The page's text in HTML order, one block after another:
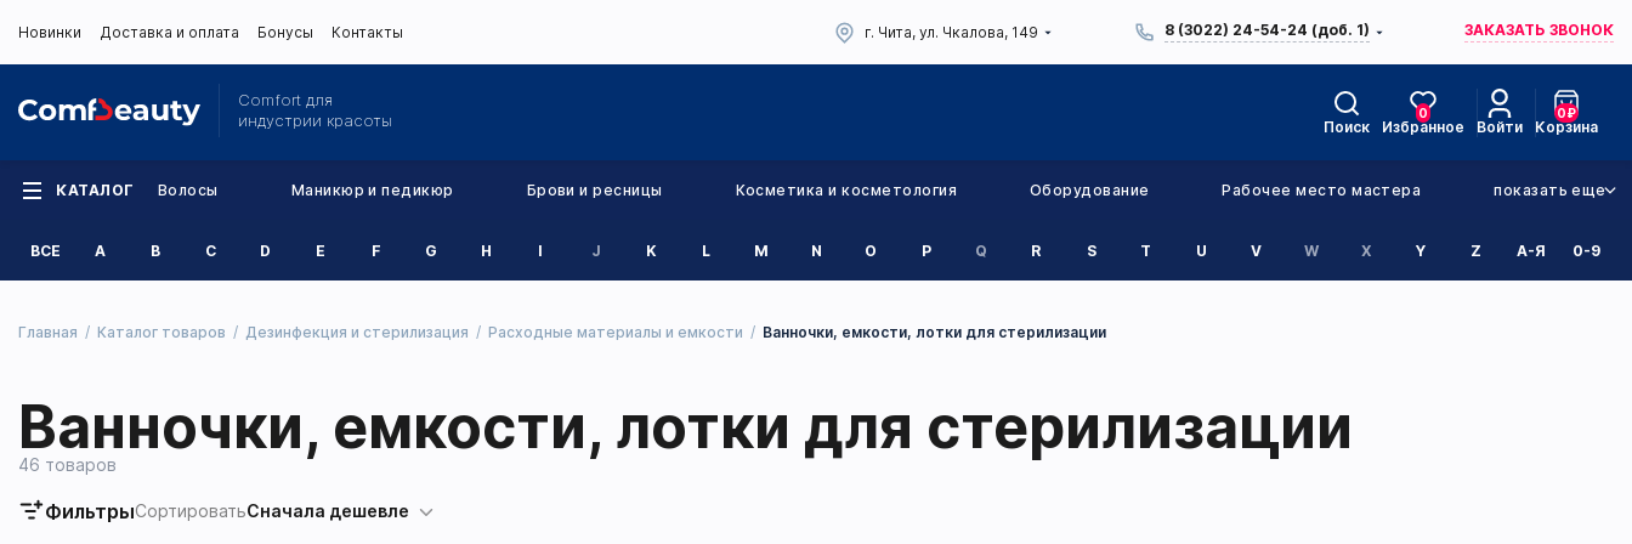
Новинки Доставка и оплата Бонусы Контакты г. Чита, ул. Чкалова, 149 8 (3022) 24-54-24 (доб. 1) ЗАКАЗАТЬ ЗВОНОК
Comfort для
индустрии красоты
Поиск Избранное
0
Войти Корзина
0₽
КАТАЛОГ Волосы Маникюр и педикюр Брови и ресницы Косметика и косметология Оборудование Рабочее место мастера показать еще
ВСЕ A B C D E F G H I J K L M N O P Q R S T U V W X Y Z А-Я 0-9
Главная Каталог товаров Дезинфекция и стерилизация Расходные материалы и емкости Ванночки, емкости, лотки для стерилизации
Ванночки, емкости, лотки для стерилизации
46 товаров
ФильтрыСортироватьСначала дешевле